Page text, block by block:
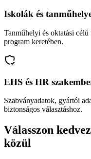
Iskolák és
Tanműhelyi és oktatási
program keretében.
EHS és HR
Szabványadatok, gyártói
biztonságos választáshoz.
Válasszon
közül